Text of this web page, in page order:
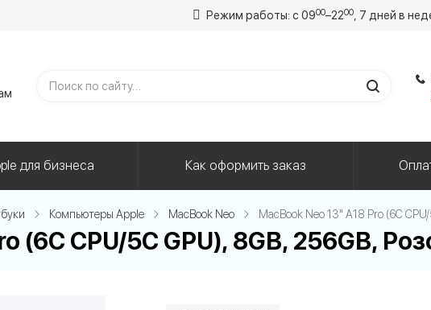
Режим работы: с 0900–2200, 7 дней в
для бизнеса Как оформить заказ
Компьютеры Apple MacBook Neo MacBook Neo 13" A18 Pro (6C
(6C CPU/5C GPU), 8GB, 256GB,